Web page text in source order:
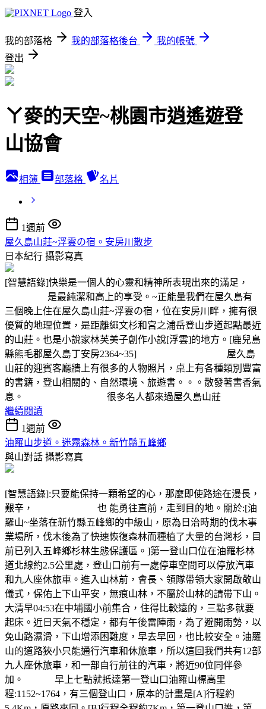
登入
我的部落格 我的部落格後台
我的帳號
登出
ㄚ麥的天空~桃園市逍遙遊登
山協會
相簿 部落格 名片
1週前
屋久島山莊~浮雲の宿。安房川散步
日本紀行 攝影寫真
[智慧語錄]快樂是一個人的心靈和精神所表現出來的滿足，
是最純潔和高上的享受。~正能量我們在屋久島有
三個晚上住在屋久島山莊~浮雲の宿，位在安房川畔，擁有很
優質的地理位置，是距離繩文杉和宮之浦岳登山步道起點最近
的山莊。也是小說家林芙美子創作小說[浮雲]的地方。[鹿兒島
縣熊毛郡屋久島丁安房2364~35] 屋久島
山莊的迎賓客廳牆上有很多的人物照片，桌上有各種類別豐富
的書籍，登山相關的、自然環境、旅遊書。。。散發著書香氣
息。 很多名人都來過屋久島山莊
繼續閱讀
1週前
油羅山步道。迷霧森林。新竹縣五峰鄉
與山對話 攝影寫真
[智慧語錄]:只要能保持一顆希望的心，那麼即使路途在漫長，
艱辛， 也 能勇往直前，走到目的地。關於:[油
羅山~坐落在新竹縣五峰鄉的中級山，原為日治時期的伐木事
業場所，伐木後為了快速恢復森林而種植了大量的台灣杉，目
前已列入五峰鄉杉林生態保護區。]第一登山口位在油羅杉林
道北線約2.5公里處，登山口前有一處停車空間可以停放汽車
和九人座休旅車。進入山林前，會長、領隊帶領大家開啟敬山
儀式，保佑上下山平安，無痕山林，不屬於山林的請帶下山。
大清早04:53在中埔國小前集合，住得比較遠的，三點多就要
起床。近日天氣不穩定，都有午後雷陣雨，為了避開雨勢，以
免山路濕滑，下山增添困難度，早去早回，也比較安全。油羅
山的道路狹小只能通行汽車和休旅車，所以這回我們共有12部
九人座休旅車，和一部自行前往的汽車，將近90位同伴參
加。 早上七點就抵達第一登山口油羅山標高里
程:1152~1764，有三個登山口，原本的計畫是[A]行程約